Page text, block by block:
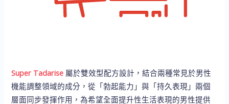
Super Tadarise 屬於雙效型配方設計，結合兩種常見於男性
機能調整領域的成分，從「勃起能力」與「持久表現」兩個
層面同步發揮作用，為希望全面提升性生活表現的男性提供